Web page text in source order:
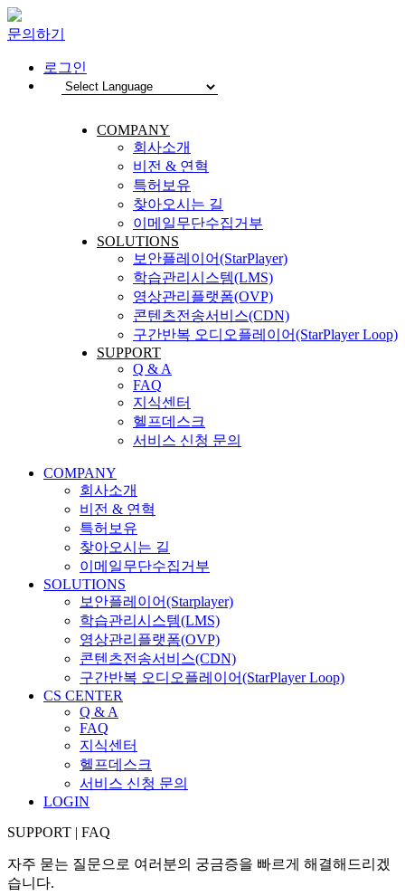
문의하기
로그인
COMPANY
회사소개
비전 & 연혁
특허보유
찾아오시는 길
이메일무단수집거부
SOLUTIONS
보안플레이어(StarPlayer)
학습관리시스템(LMS)
영상관리플랫폼(OVP)
콘텐츠전송서비스(CDN)
구간반복 오디오플레이어(StarPlayer Loop)
SUPPORT
Q & A
FAQ
지식센터
헬프데스크
서비스 신청 문의
COMPANY
회사소개
비전 & 연혁
특허보유
찾아오시는 길
이메일무단수집거부
SOLUTIONS
보안플레이어(Starplayer)
학습관리시스템(LMS)
영상관리플랫폼(OVP)
콘텐츠전송서비스(CDN)
구간반복 오디오플레이어(StarPlayer Loop)
CS CENTER
Q & A
FAQ
지식센터
헬프데스크
서비스 신청 문의
LOGIN
SUPPORT | FAQ
자주 묻는 질문으로 여러분의 궁금증을 빠르게 해결해드리겠
습니다.